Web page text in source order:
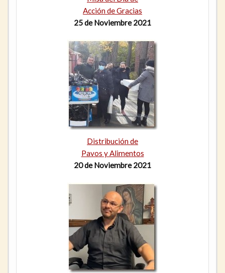
Acción de Gracias
25 de Noviembre 2021
Distribución de
Pavos y Alimentos
20 de Noviembre 2021